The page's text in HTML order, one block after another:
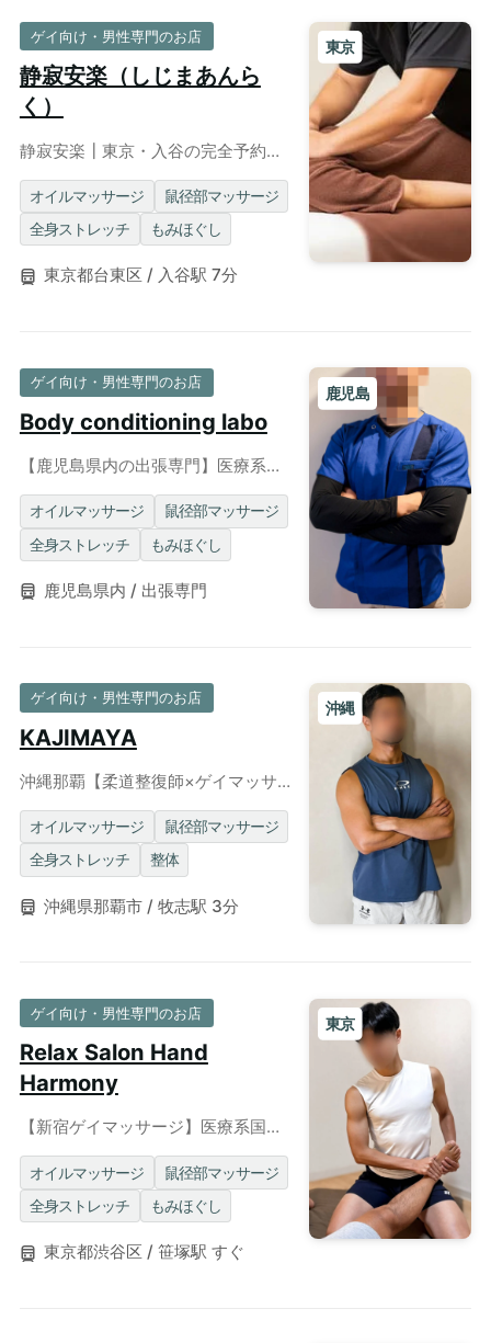
東京
ゲイ向け・男性専門のお店
静寂安楽（しじまあんら
く）
静寂安楽┃東京・入谷の完全予約制
オイルマッサージ
鼠径部マッサージ
全身ストレッチ
もみほぐし
東京都台東区 / 入谷駅 7分
鹿児島
ゲイ向け・男性専門のお店
Body conditioning labo
【鹿児島県内の出張専門】医療系国
トによるゲイマッサージ！
オイルマッサージ
鼠径部マッサージ
全身ストレッチ
もみほぐし
鹿児島県内 / 出張専門
沖縄
ゲイ向け・男性専門のお店
KAJIMAYA
沖縄那覇【柔道整復師×ゲイマッサ
せる確かな施術◎個室/出張可
オイルマッサージ
鼠径部マッサージ
全身ストレッチ
整体
沖縄県那覇市 / 牧志駅 3分
東京
ゲイ向け・男性専門のお店
Relax Salon Hand
Harmony
【新宿ゲイマッサージ】医療系国家
によるリラクゼーション◎個室完備
オイルマッサージ
鼠径部マッサージ
全身ストレッチ
もみほぐし
東京都渋谷区 / 笹塚駅 すぐ